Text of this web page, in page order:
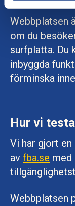
Webbplatsen
om du
surfplatta. Du
inbyggda
förminska
Hur vi
Vi har gjort
av fba.se med
Webbplatsen